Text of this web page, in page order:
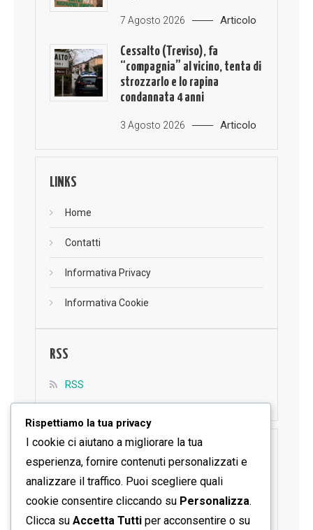
7 Agosto 2026 Articolo
Cessalto (Treviso), fa
“compagnia” al vicino, tenta di
strozzarlo e lo rapina
condannata 4 anni
3 Agosto 2026 Articolo
LINKS
Home
Contatti
Informativa Privacy
Informativa Cookie
RSS
RSS
SEGUICI SU FACEBOOK
Rispettiamo la tua privacy
I cookie ci aiutano a migliorare la tua
esperienza, fornire contenuti personalizzati e
analizzare il traffico. Puoi scegliere quali
cookie consentire cliccando su Personalizza.
Clicca su Accetta Tutti per acconsentire o su